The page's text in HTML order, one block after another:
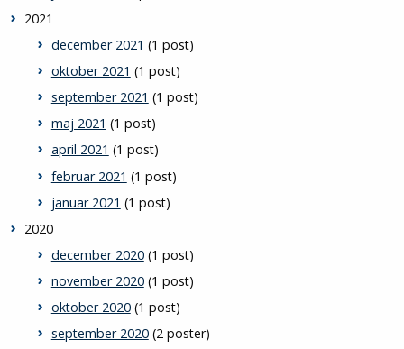
2021
december 2021 (1 post)
oktober 2021 (1 post)
september 2021 (1 post)
maj 2021 (1 post)
april 2021 (1 post)
februar 2021 (1 post)
januar 2021 (1 post)
2020
december 2020(1 post)
november 2020(1 post)
oktober 2020(1 post)
september 2020(2 poster)